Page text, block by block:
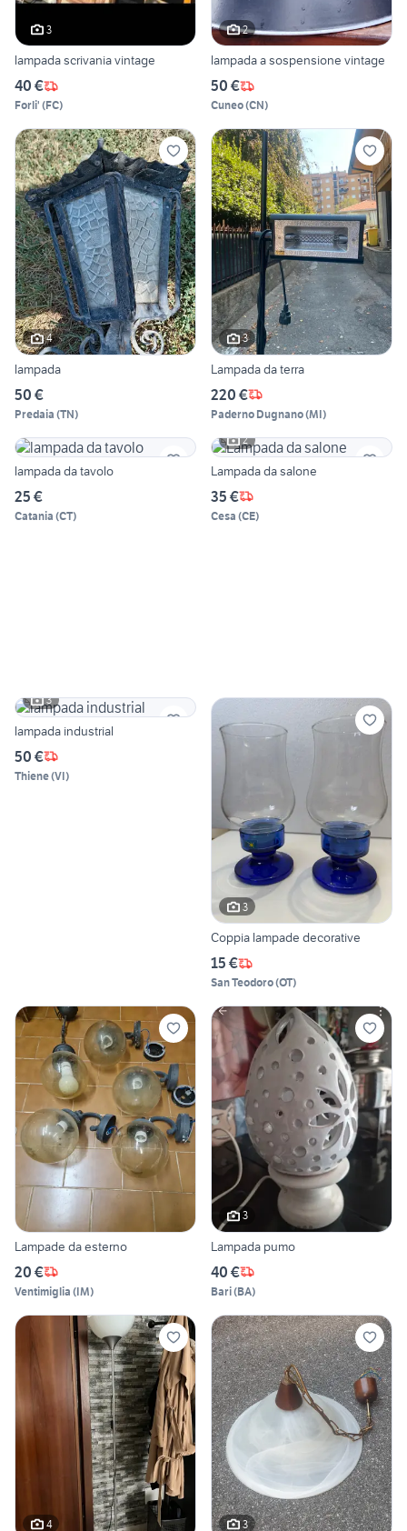
3
lampada scrivania vintage
40 €
Forli' (FC)
2
lampada a sospensione vintage
50 €
Cuneo(CN)
4
lampada
50 €
Predaia (TN)
3
Lampada da terra
220 €
Paderno Dugnano(MI)
lampada da tavolo
25 €
Catania (CT)
2
Lampada da salone
35 €
Cesa (CE)
3
lampada industrial
50 €
Thiene(VI)
3
Coppia lampade decorative
15 €
San Teodoro(OT)
Lampade da esterno
20 €
Ventimiglia (IM)
3
Lampada pumo
40 €
Bari(BA)
4 3